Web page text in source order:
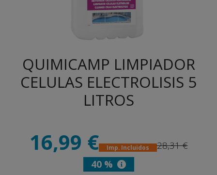
QUIMICAMP LIMPIADOR
CELULAS ELECTROLISIS 5
LITROS
16,99 € Imp. Incluidos
28,31 €
40 %